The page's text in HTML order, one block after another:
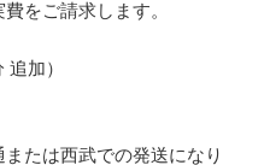
をご請求します。
追加）
たは西武での発送になり